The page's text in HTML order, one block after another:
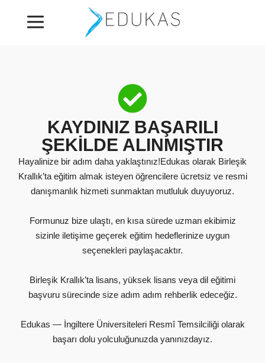
KAYDINIZ BAŞARILI
ŞEKİLDE ALINMIŞTIR
Hayalinize bir adım daha yaklaştınız!Edukas olarak Birleşik
Krallık’ta eğitim almak isteyen öğrencilere ücretsiz ve resmi
danışmanlık hizmeti sunmaktan mutluluk duyuyoruz.
Formunuz bize ulaştı, en kısa sürede uzman ekibimiz
sizinle iletişime geçerek eğitim hedeflerinize uygun
seçenekleri paylaşacaktır.
Birleşik Krallık’ta lisans, yüksek lisans veya dil eğitimi
başvuru sürecinde size adım adım rehberlik edeceğiz.
Edukas — İngiltere Üniversiteleri Resmî Temsilciliği olarak
başarı dolu yolculuğunuzda yanınızdayız.